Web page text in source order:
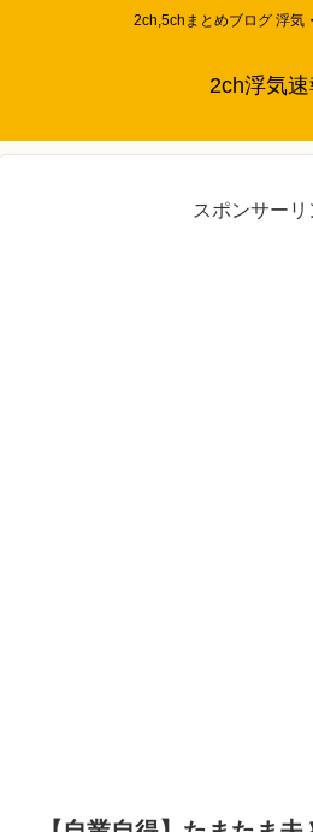
2ch,5chまとめブログ 浮気
2ch浮気速
スポンサーリ